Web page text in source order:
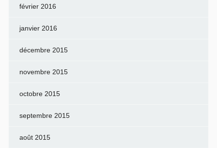
février 2016
janvier 2016
décembre 2015
novembre 2015
octobre 2015
septembre 2015
août 2015